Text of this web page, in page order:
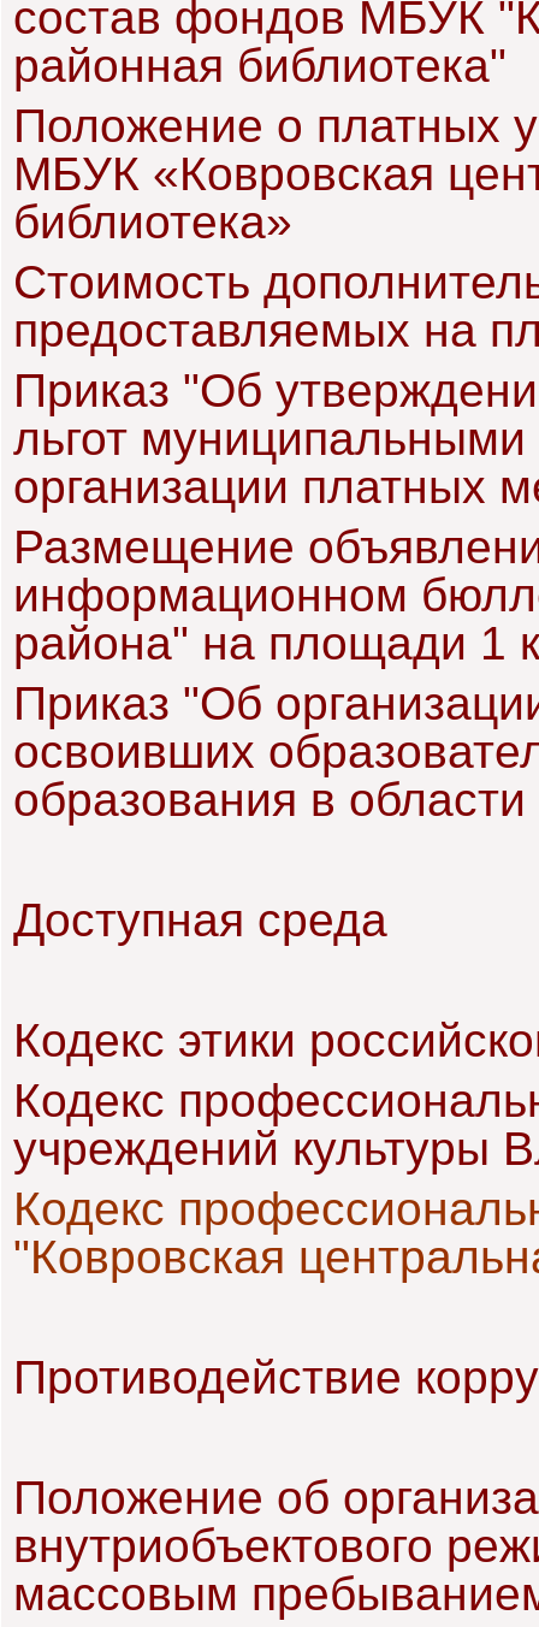
состав фондов МБУК
районная библиотека"
Положение о платных
МБУК «Ковровская
библиотека»
Стоимость
предоставляемых на
Приказ "Об
льгот
организации платных
Размещение
информационном
района" на площади 1
Приказ "Об
освоивших
образования в
Доступная среда
Кодекс этики
Кодекс
учреждений культуры
Кодекс
"Ковровская
Противодействие
Положение об
внутриобъектового
массовым